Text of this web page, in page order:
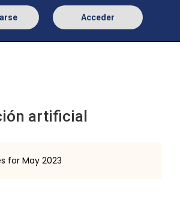
Acceder
artificial
for May 2023